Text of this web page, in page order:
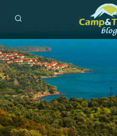
ANASAYFA
GEZİLECEK YERLER
ROTALAR
KAMP ALANLARI
HARİTA